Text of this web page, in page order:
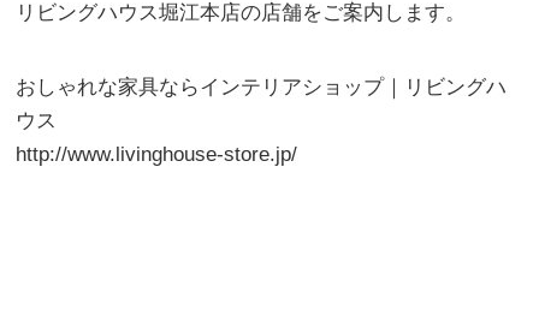
リビングハウス堀江本店の店舗をご案内します。
おしゃれな家具ならインテリアショップ｜リビングハ
ウス
http://www.livinghouse-store.jp/